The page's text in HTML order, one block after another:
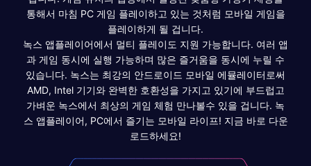
통해서 마침 PC 게임 플레이하고 있는 것처럼 모바일 게임을
플레이하게 될 겁니다.
녹스 앱플레이어에서 멀티 플레이도 지원 가능합니다. 여러 앱
과 게임 동시에 실행 가능하며 많은 즐거움을 동시에 누릴 수
있습니다. 녹스는 최강의 안드로이드 모바일 에뮬레이터로써
AMD, Intel 기기와 완벽한 호환성을 가지고 있기에 부드럽고
가벼운 녹스에서 최상의 게임 체험 만나볼수 있을 겁니다. 녹
스 앱플레이어, PC에서 즐기는 모바일 라이프! 지금 바로 다운
로드하세요!